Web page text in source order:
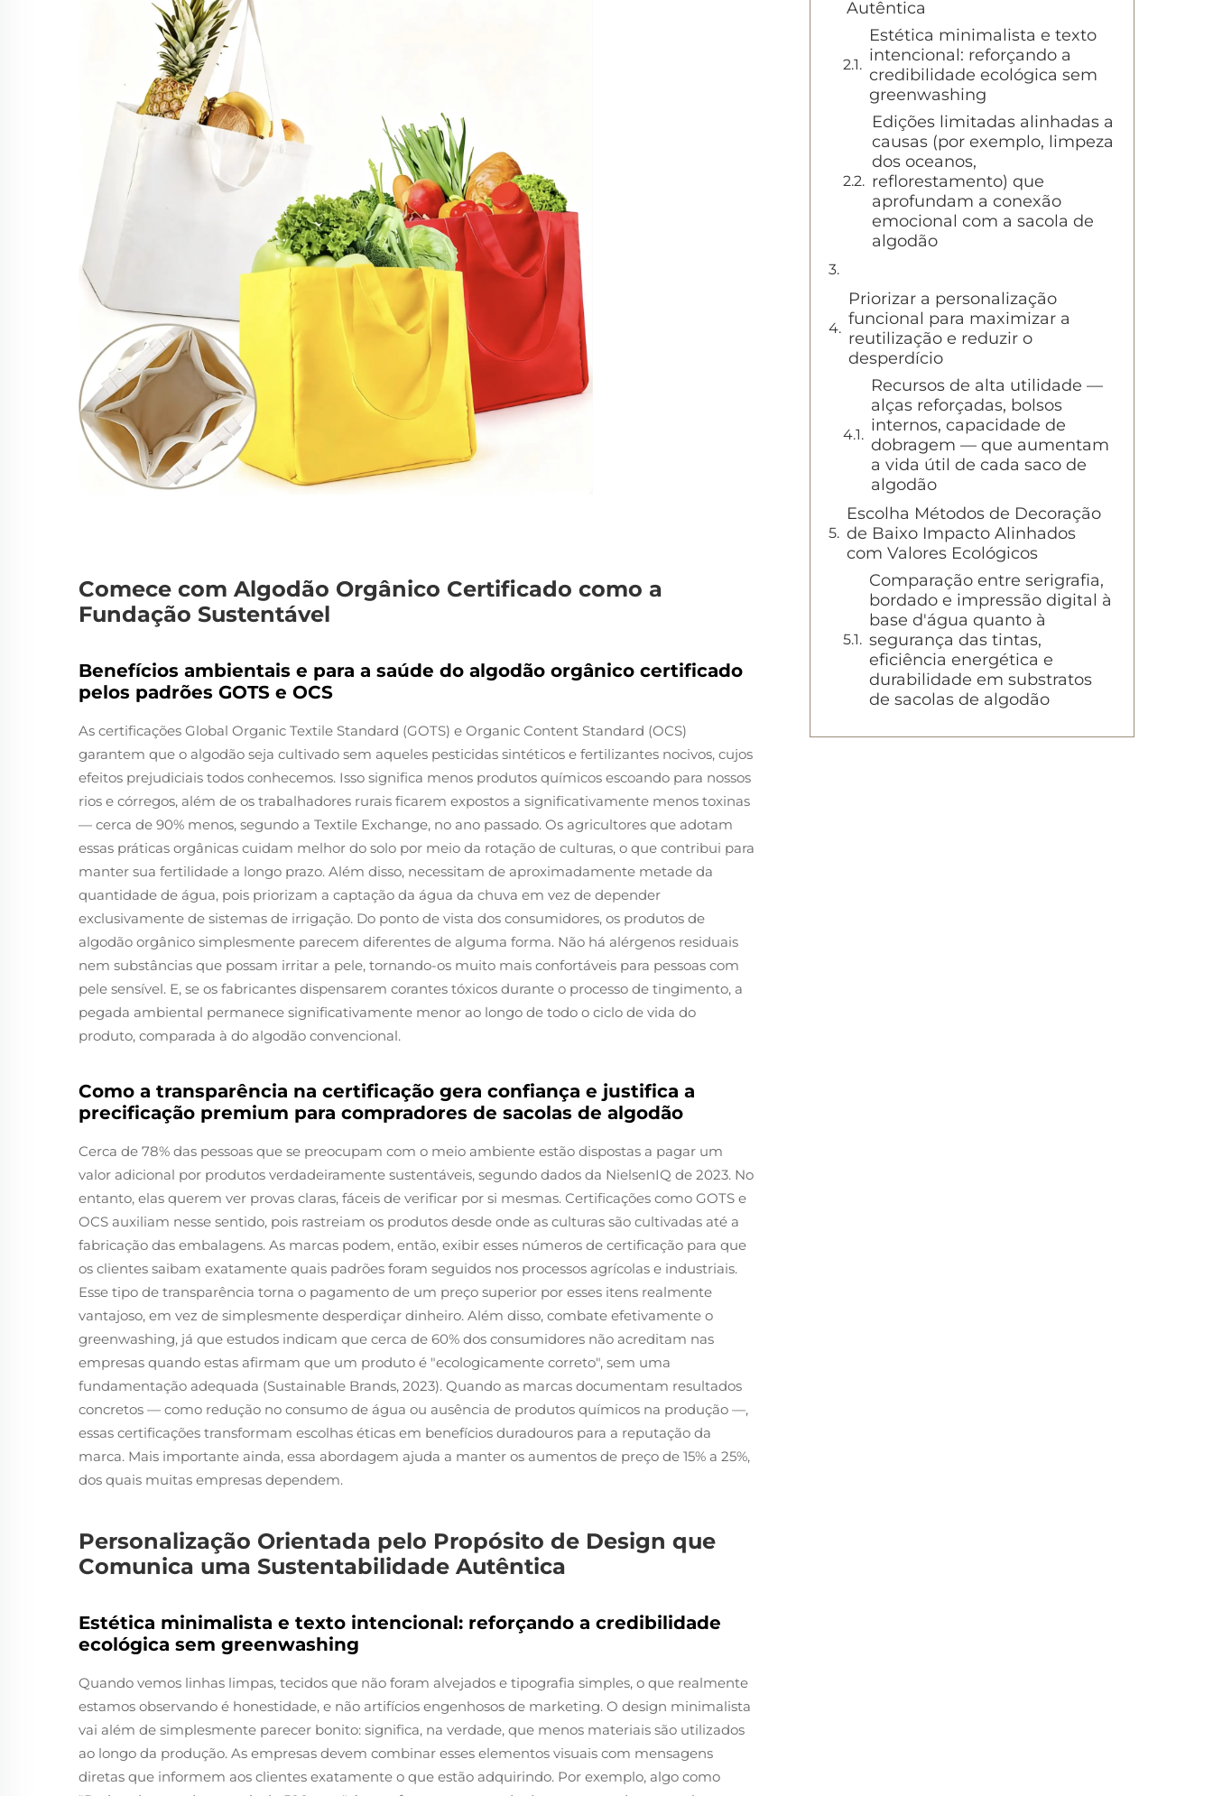
Comece com Algodão Orgânico Certificado como a
Fundação Sustentável
Benefícios ambientais e para a saúde do algodão orgânico certificado
pelos padrões GOTS e OCS
As certificações Global Organic Textile Standard (GOTS) e Organic Content Standard (OCS)
garantem que o algodão seja cultivado sem aqueles pesticidas sintéticos e fertilizantes nocivos, cujos
efeitos prejudiciais todos conhecemos. Isso significa menos produtos químicos escoando para nossos
rios e córregos, além de os trabalhadores rurais ficarem expostos a significativamente menos toxinas
— cerca de 90% menos, segundo a Textile Exchange, no ano passado. Os agricultores que adotam
essas práticas orgânicas cuidam melhor do solo por meio da rotação de culturas, o que contribui para
manter sua fertilidade a longo prazo. Além disso, necessitam de aproximadamente metade da
quantidade de água, pois priorizam a captação da água da chuva em vez de depender
exclusivamente de sistemas de irrigação. Do ponto de vista dos consumidores, os produtos de
algodão orgânico simplesmente parecem diferentes de alguma forma. Não há alérgenos residuais
nem substâncias que possam irritar a pele, tornando-os muito mais confortáveis para pessoas com
pele sensível. E, se os fabricantes dispensarem corantes tóxicos durante o processo de tingimento, a
pegada ambiental permanece significativamente menor ao longo de todo o ciclo de vida do
produto, comparada à do algodão convencional.
Como a transparência na certificação gera confiança e justifica a
precificação premium para compradores de sacolas de algodão
Cerca de 78% das pessoas que se preocupam com o meio ambiente estão dispostas a pagar um
valor adicional por produtos verdadeiramente sustentáveis, segundo dados da NielsenIQ de 2023. No
entanto, elas querem ver provas claras, fáceis de verificar por si mesmas. Certificações como GOTS e
OCS auxiliam nesse sentido, pois rastreiam os produtos desde onde as culturas são cultivadas até a
fabricação das embalagens. As marcas podem, então, exibir esses números de certificação para que
os clientes saibam exatamente quais padrões foram seguidos nos processos agrícolas e industriais.
Esse tipo de transparência torna o pagamento de um preço superior por esses itens realmente
vantajoso, em vez de simplesmente desperdiçar dinheiro. Além disso, combate efetivamente o
greenwashing, já que estudos indicam que cerca de 60% dos consumidores não acreditam nas
empresas quando estas afirmam que um produto é "ecologicamente correto", sem uma
fundamentação adequada (Sustainable Brands, 2023). Quando as marcas documentam resultados
concretos — como redução no consumo de água ou ausência de produtos químicos na produção —,
essas certificações transformam escolhas éticas em benefícios duradouros para a reputação da
marca. Mais importante ainda, essa abordagem ajuda a manter os aumentos de preço de 15% a 25%,
dos quais muitas empresas dependem.
Personalização Orientada pelo Propósito de Design que
Comunica uma Sustentabilidade Autêntica
Estética minimalista e texto intencional: reforçando a credibilidade
ecológica sem greenwashing
Quando vemos linhas limpas, tecidos que não foram alvejados e tipografia simples, o que realmente
estamos observando é honestidade, e não artifícios engenhosos de marketing. O design minimalista
vai além de simplesmente parecer bonito: significa, na verdade, que menos materiais são utilizados
ao longo da produção. As empresas devem combinar esses elementos visuais com mensagens
diretas que informem aos clientes exatamente o que estão adquirindo. Por exemplo, algo como
Autêntica
Estética minimalista e texto
intencional: reforçando a
credibilidade ecológica sem
greenwashing
Edições limitadas alinhadas a
causas (por exemplo, limpeza
dos oceanos,
reflorestamento) que
aprofundam a conexão
emocional com a sacola de
algodão
Priorizar a personalização
funcional para maximizar a
reutilização e reduzir o
desperdício
Recursos de alta utilidade —
alças reforçadas, bolsos
internos, capacidade de
dobragem — que aumentam
a vida útil de cada saco de
algodão
Escolha Métodos de Decoração
de Baixo Impacto Alinhados
com Valores Ecológicos
Comparação entre serigrafia,
bordado e impressão digital à
base d'água quanto à
segurança das tintas,
eficiência energética e
durabilidade em substratos
de sacolas de algodão